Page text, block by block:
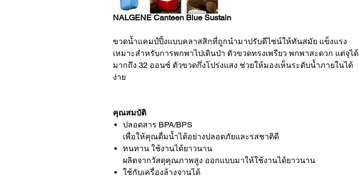
NALGENE Canteen Blue Sustain
ขวดน้ำแคมป์ปิ้งแบบคลาสสิกที่ถูกนำมาปรับดีไซน์ให้ทันสมัย แข็งแรง
เหมาะสำหรับการพกพาไปเดินป่า ตัวขวดทรงเพรียว พกพาสะดวก แต่จุได้
มากถึง 32 ออนซ์ ตัวขวดกึ่งโปร่งแสง ช่วยให้มองเห็นระดับน้ำภายในได้
ง่าย
คุณสมบัติ
ปลอดสาร BPA/BPS
เพื่อให้คุณดื่มน้ำได้อย่างปลอดภัยและรสชาติดี
ทนทาน ใช้งานได้ยาวนาน
ผลิตจากวัสดุคุณภาพสูง ออกแบบมาให้ใช้งานได้ยาวนาน
ใช้กับเครื่องล้างจานได้